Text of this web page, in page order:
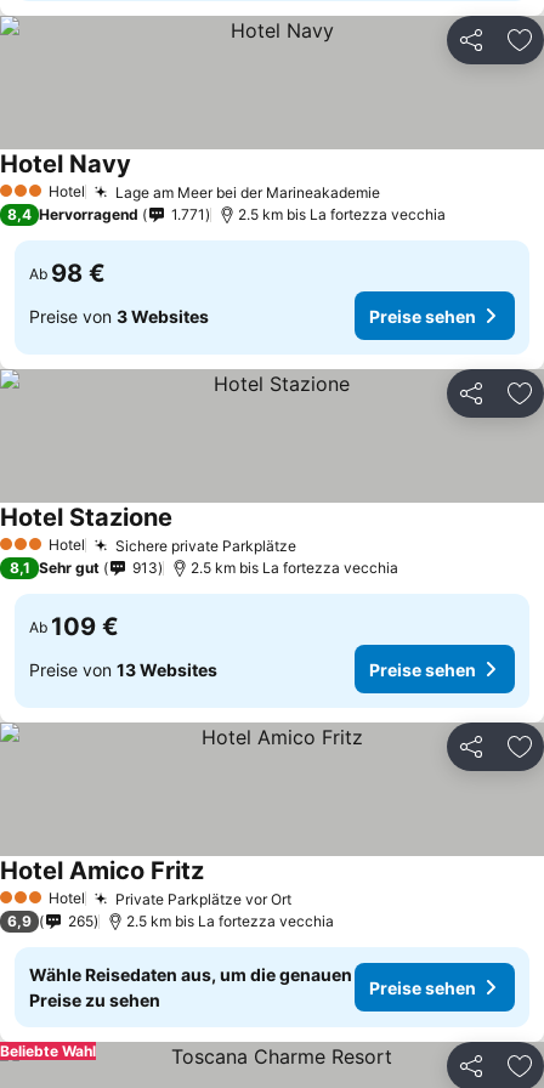
Teilen
3 SterneHotel Lage am Meer bei der Marineakademie
Hotel Navy
8,4 Hervorragend 1.771 2.5 km bis La fortezza vecchia
Ab 98 €
Preise von 3 Websites Preise sehen
Teilen
3 SterneHotel Sichere private Parkplätze
Hotel Stazione
8,1 Sehr gut 913 2.5 km bis La fortezza vecchia
Ab 109 €
Preise von 13 Websites Preise sehen
Teilen
3 SterneHotel Private Parkplätze vor Ort
Hotel Amico Fritz
6,9 265 2.5 km bis La fortezza vecchia
Wähle Reisedaten aus, um die genauen
Preise zu sehen
Preise sehen
Teilen
Beliebte Wahl